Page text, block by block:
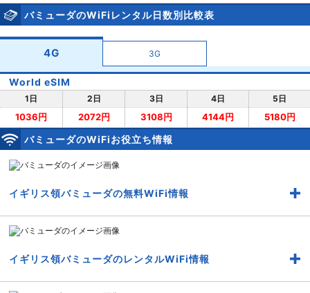
バミューダのWiFiレンタル日数別比較表
4G 3G
World eSIM
1日 2日 3日 4日 5日
1036円 2072円 3108円 4144円 5180円
バミューダのWiFiお役立ち情報
イギリス領バミューダの無料WiFi情報
イギリス領バミューダのレンタルWiFi情報